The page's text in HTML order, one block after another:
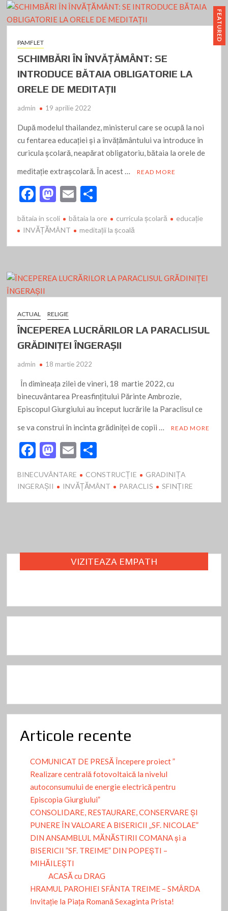
FEATURED
PAMFLET
SCHIMBĂRI ÎN ÎNVĂŢĂMÂNT: SE
INTRODUCE BĂTAIA OBLIGATORIE LA
ORELE DE MEDITAŢII
admin 19 aprilie 2022
După modelul thailandez, ministerul care se ocupă la noi
cu fentarea educaţiei şi a învăţământului va introduce în
curicula şcolară, neapărat obligatoriu, bătaia la orele de
meditaţie extraşcolară. În acest …
READ MORE
F
e
b
o
k
M
to
d
n
E
ai
l
ta
je
ă
bătaia in scoli bătaia la ore curricula şcolară
educaţie
INVĂȚĂMÂNT
meditaţii la şcoală
ACTUAL RELIGIE
ÎNCEPEREA LUCRĂRILOR LA PARACLISUL
GRĂDINIȚEI ÎNGERAȘII
admin 18 martie 2022
În dimineața zilei de vineri, 18 martie 2022, cu
binecuvântarea Preasfințitului Părinte Ambrozie,
Episcopul Giurgiului au început lucrările la Paraclisul ce
se va construi în incinta grădiniței de copii …
READ MORE
F
ac
e
b
k
M
to
d
E
ai
l
ta
je
BINECUVÂNTARE CONSTRUCȚIE
GRADINIȚA
INGERAȘII
INVĂȚĂMÂNT PARACLIS SFINȚIRE
VIZITEAZA EMPATH
Articole recente
COMUNICAT DE PRESĂ Începere proiect ”
Realizare centrală fotovoltaică la nivelul
autoconsumului de energie electrică pentru
Episcopia Giurgiului”
CONSOLIDARE, RESTAURARE, CONSERVARE ȘI
PUNERE ÎN VALOARE A BISERICII „SF. NICOLAE”
DIN ANSAMBLUL MĂNĂSTIRII COMANA și a
BISERICII ”SF. TREIME” DIN POPEȘTI –
MIHĂILEȘTI
ACASĂ cu DRAG
HRAMUL PAROHIEI SFÂNTA TREIME – SMÂRDA
Invitație la Piața Romană Sexaginta Prista!